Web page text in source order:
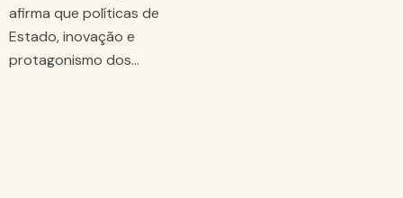
afirma que políticas de
Estado, inovação e
protagonismo dos…